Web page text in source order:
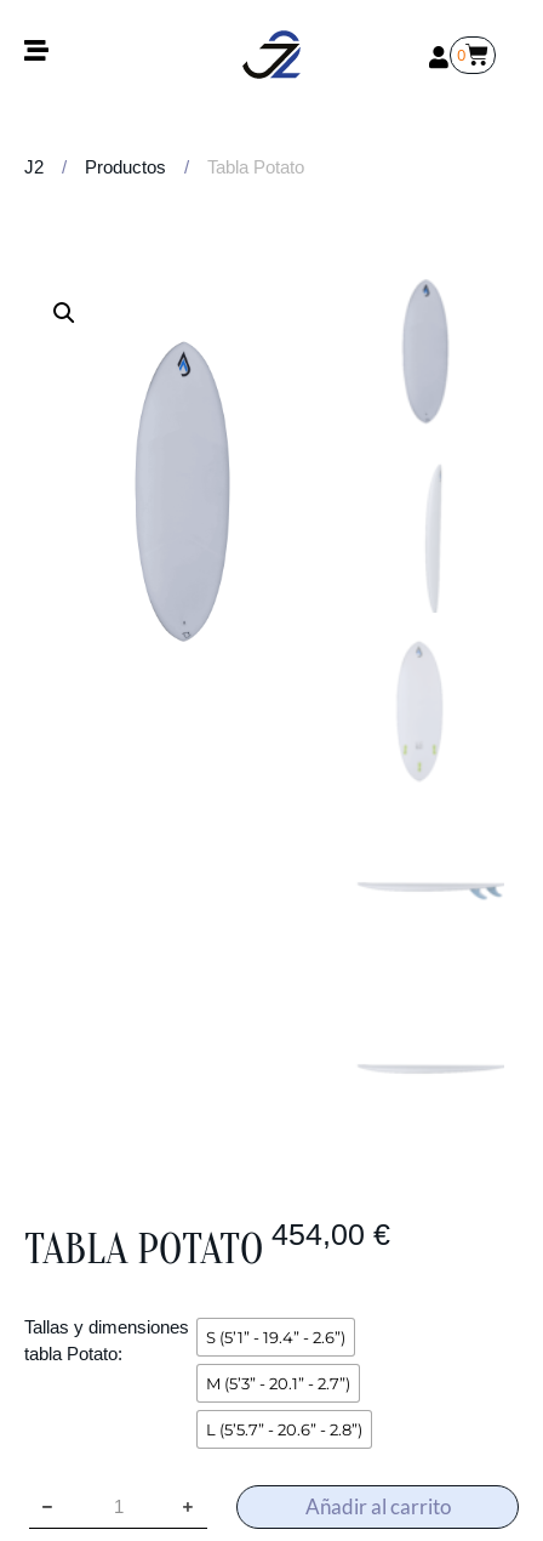
0
J2 / Productos / Tabla Potato
TABLA POTATO 454,00 €
Tallas y dimensiones
tabla Potato:
S (5’1” - 19.4” - 2.6”)
M (5’3” - 20.1” - 2.7”)
L (5’5.7” - 20.6” - 2.8”)
Añadir al carrito